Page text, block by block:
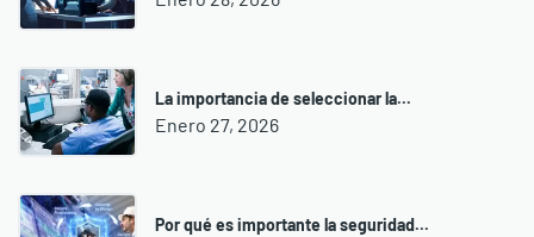
La importancia de seleccionar la...
Enero 27, 2026
Por qué es importante la seguridad...